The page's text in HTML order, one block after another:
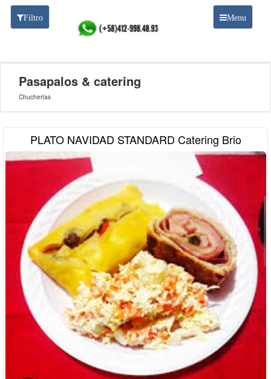
Filtro Menu
Pasapalos & catering
Chucherías
PLATO NAVIDAD STANDARD Catering Brio